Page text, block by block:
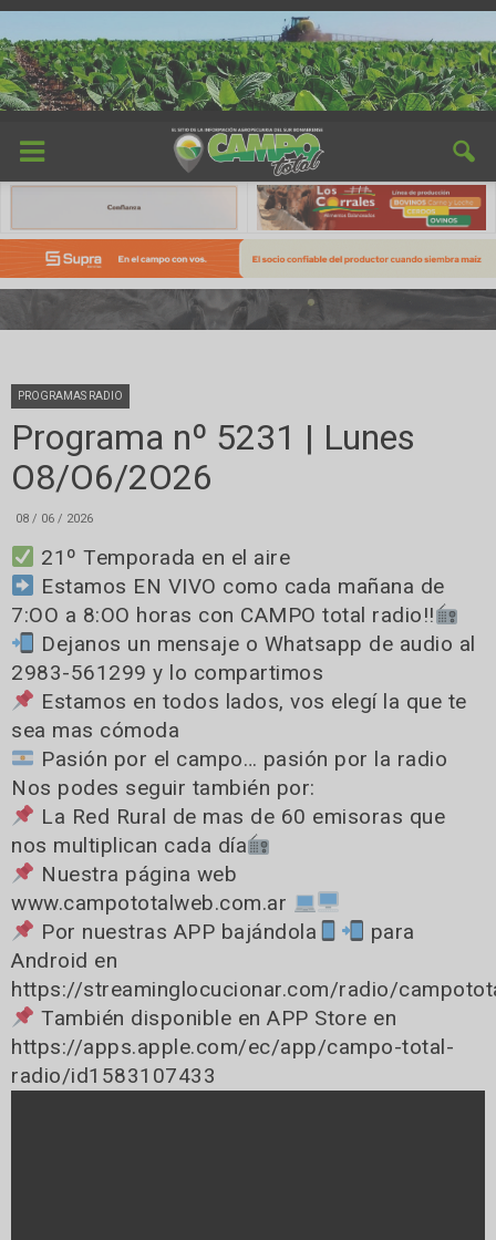
PROGRAMAS RADIO
Programa nº 5231 | Lunes
O8/O6/2O26
08 / 06 / 2026
21º Temporada en el aire
Estamos EN VIVO como cada mañana de
7:OO a 8:OO horas con CAMPO total radio!!
Dejanos un mensaje o Whatsapp de audio al
2983-561299 y lo compartimos
Estamos en todos lados, vos elegí la que te
sea mas cómoda
Pasión por el campo… pasión por la radio
Nos podes seguir también por:
La Red Rural de mas de 60 emisoras que
nos multiplican cada día
Nuestra página web
www.campototalweb.com.ar
Por nuestras APP bajándola
para
Android en
https://streaminglocucionar.com/radio/
También disponible en APP Store en
https://apps.apple.com/ec/app/campo-total-
radio/id1583107433